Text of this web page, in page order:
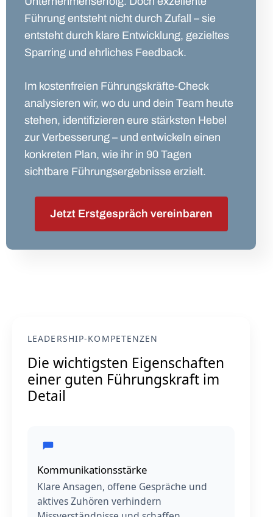
Führung entsteht nicht durch Zufall – sie
entsteht durch klare Entwicklung, gezieltes
Sparring und ehrliches Feedback.
Im kostenfreien Führungskräfte-Check
analysieren wir, wo du und dein Team heute
stehen, identifizieren eure stärksten Hebel
zur Verbesserung – und entwickeln einen
konkreten Plan, wie ihr in 90 Tagen
sichtbare Führungsergebnisse erzielt.
Jetzt Erstgespräch vereinbaren
LEADERSHIP-KOMPETENZEN
Die wichtigsten Eigenschaften
einer guten Führungskraft im
Detail
Kommunikationsstärke
Klare Ansagen, offene Gespräche und
aktives Zuhören verhindern